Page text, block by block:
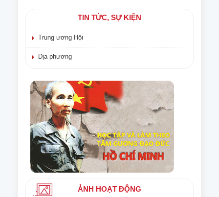
TIN TỨC, SỰ KIỆN
Trung ương Hội
Địa phương
ẢNH HOẠT ĐỘNG